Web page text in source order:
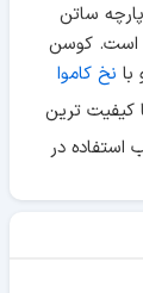
سانتیمتر با پارچه ساتن
است. کوسن
نخ کاموا
کیفیت ترین
استفاده در